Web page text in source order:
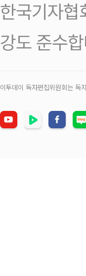
한국기자협
강도 준수
이투데이 독자편집위원회는 독